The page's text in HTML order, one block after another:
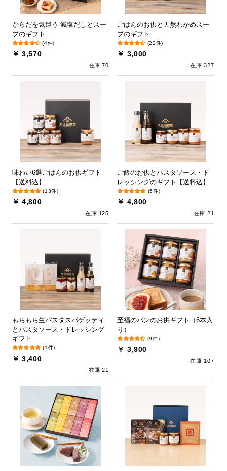
からだを気遣う 減塩だしとスー
プのギフト
(4件)
￥ 3,570
在庫 70
ごはんのお供と天然わかめスー
プのギフト
(22件)
￥ 3,000
在庫 327
味わい6選ごはんのお供ギフト
【送料込】
(13件)
￥ 4,800
在庫 125
ご飯のお供とパスタソース・ド
レッシングのギフト【送料込】
(5件)
￥ 4,800
在庫 21
もちもち生パスタスパゲッティ
とパスタソース・ドレッシング
ギフト
(1件)
￥ 3,400
在庫 21
至福のパンのお供ギフト（6本入
り）
(9件)
￥ 3,900
在庫 107